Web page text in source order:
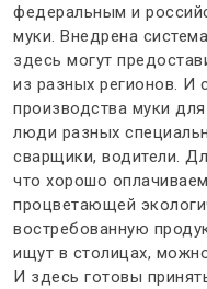
федеральным и
муки. Внедрена
здесь могут
из разных регионов. И
производства муки
люди разных
сварщики, водители.
что хорошо
процветающей
востребованную
ищут в столицах,
И здесь готовы